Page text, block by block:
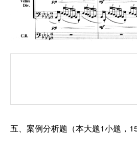
五、案例分析题（本大题1小题，15